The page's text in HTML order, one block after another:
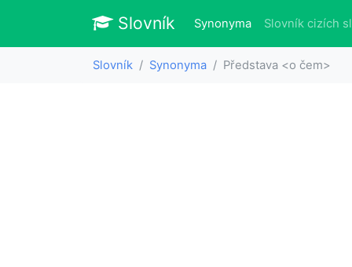
Slovník Slovník
Synonyma(aktuálně)
Slovník cizích
Slovník Synonyma Představa <o čem>